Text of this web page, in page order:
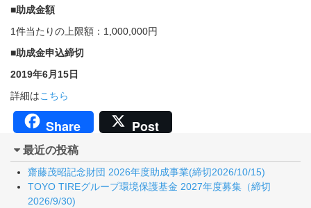
■助成金額
1件当たりの上限額：1,000,000円
■助成金申込締切
2019年6月15日
詳細はこちら
Share Post
最近の投稿
齋藤茂昭記念財団 2026年度助成事業(締切2026/10/15)
TOYO TIREグループ環境保護基金 2027年度募集（締切
2026/9/30)